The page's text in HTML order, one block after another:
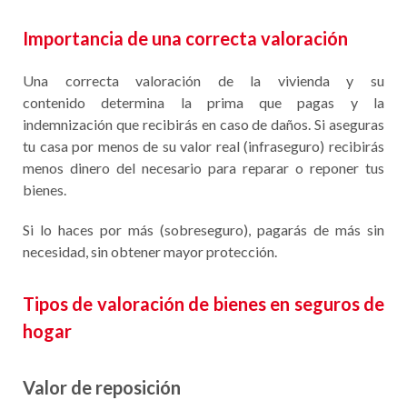
Importancia de una correcta valoración
Una correcta valoración de la vivienda y su
contenido determina la prima que pagas y la
indemnización que recibirás en caso de daños. Si aseguras
tu casa por menos de su valor real (infraseguro) recibirás
menos dinero del necesario para reparar o reponer tus
bienes.
Si lo haces por más (sobreseguro), pagarás de más sin
necesidad, sin obtener mayor protección.
Tipos de valoración de bienes en seguros de
hogar
Valor de reposición